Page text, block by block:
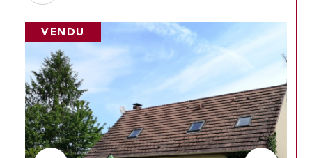
VENDU